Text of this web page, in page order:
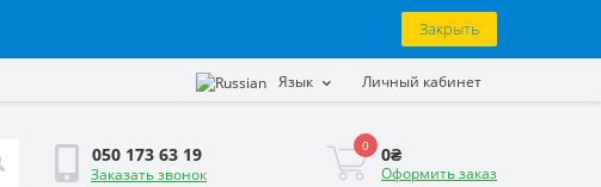
Закрыть
Язык Личный кабинет
050 173 63 19
Заказать звонок
0 0₴
Оформить заказ